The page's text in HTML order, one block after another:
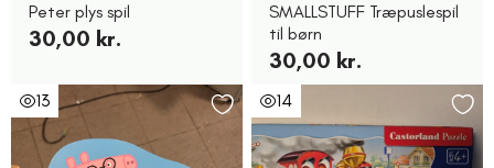
Peter plys spil
30,00 kr.
SMALLSTUFF Træpuslespil
til børn
30,00 kr.
13 14